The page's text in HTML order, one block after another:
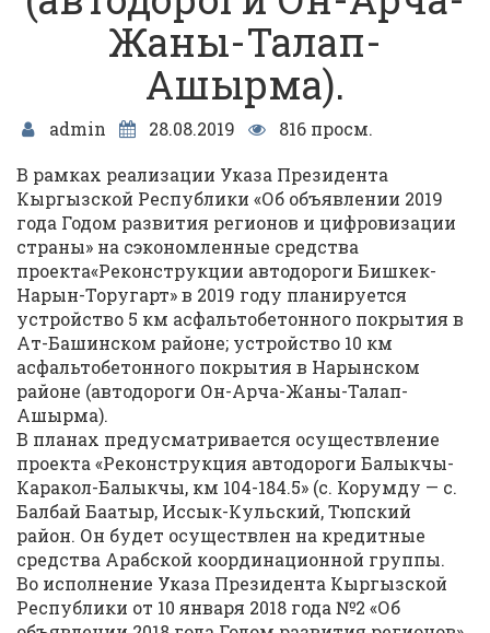
Жаны-Талап-
Ашырма).
admin 28.08.2019
816 просм.
В рамках реализации Указа Президента
Кыргызской Республики «Об объявлении 2019
года Годом развития регионов и цифровизации
страны» на сэкономленные средства
проекта«Реконструкции автодороги Бишкек-
Нарын-Торугарт» в 2019 году планируется
устройство 5 км асфальтобетонного покрытия в
Ат-Башинском районе; устройство 10 км
асфальтобетонного покрытия в Нарынском
районе (автодороги Он-Арча-Жаны-Талап-
Ашырма).
В планах предусматривается осуществление
проекта «Реконструкция автодороги Балыкчы-
Каракол-Балыкчы, км 104-184.5» (с. Корумду — с.
Балбай Баатыр, Иссык-Кульский, Тюпский
район. Он будет осуществлен на кредитные
средства Арабской координационной группы.
Во исполнение Указа Президента Кыргызской
Республики от 10 января 2018 года №2 «Об